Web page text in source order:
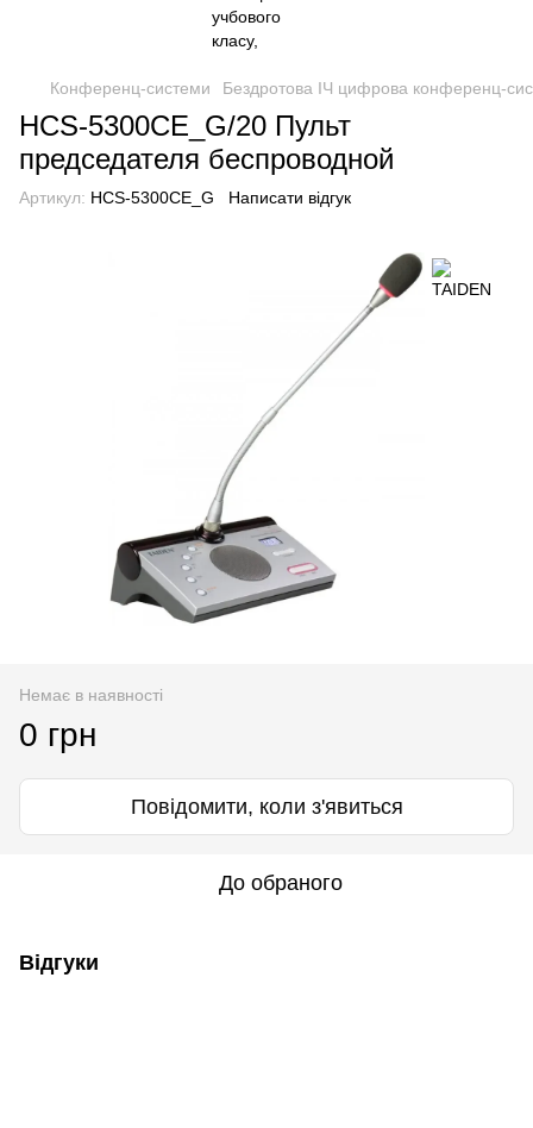
Конференц-системи Бездротова ІЧ цифрова конференц-
HCS-5300CE_G/20 Пульт
председателя беспроводной
Артикул: HCS-5300CE_G Написати відгук
Немає в наявності
0 грн
Повідомити, коли з'явиться
До обраного
Відгуки